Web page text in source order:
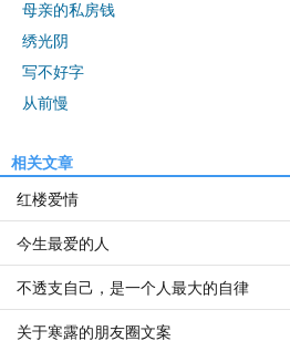
母亲的私房钱
绣光阴
写不好字
从前慢
相关文章
红楼爱情
今生最爱的人
不透支自己，是一个人最大的自律
关于寒露的朋友圈文案